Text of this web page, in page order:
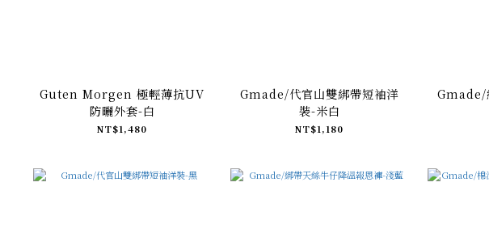
Guten Morgen 極輕薄抗UV
防曬外套-白
NT$1,480
Gmade/代官山雙綁帶短袖洋
裝-米白
NT$1,180
Gmade/